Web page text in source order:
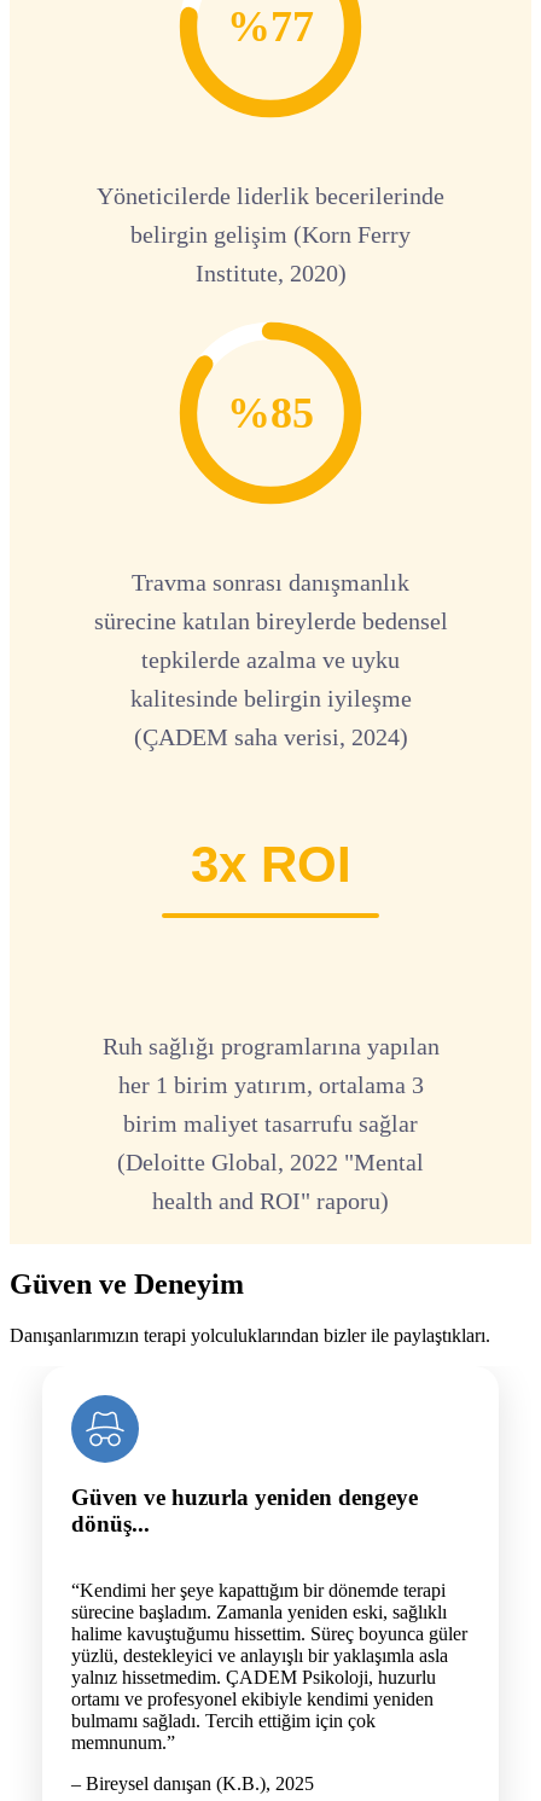
%77
Yöneticilerde liderlik becerilerinde
belirgin gelişim (Korn Ferry
Institute, 2020)
%85
Travma sonrası danışmanlık
sürecine katılan bireylerde bedensel
tepkilerde azalma ve uyku
kalitesinde belirgin iyileşme
(ÇADEM saha verisi, 2024)
3x ROI
Ruh sağlığı programlarına yapılan
her 1 birim yatırım, ortalama 3
birim maliyet tasarrufu sağlar
(Deloitte Global, 2022 "Mental
health and ROI" raporu)
Güven ve Deneyim
Danışanlarımızın terapi yolculuklarından bizler ile paylaştıkları.
Güven ve huzurla yeniden dengeye
dönüş...
“Kendimi her şeye kapattığım bir dönemde terapi
sürecine başladım. Zamanla yeniden eski, sağlıklı
halime kavuştuğumu hissettim. Süreç boyunca güler
yüzlü, destekleyici ve anlayışlı bir yaklaşımla asla
yalnız hissetmedim. ÇADEM Psikoloji, huzurlu
ortamı ve profesyonel ekibiyle kendimi yeniden
bulmamı sağladı. Tercih ettiğim için çok
memnunum.”
– Bireysel danışan (K.B.), 2025